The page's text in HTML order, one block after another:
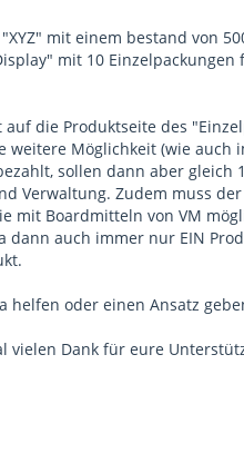
mit einem bestand von
mit 10 Einzelpackungen
auf die Produktseite des
weitere Möglichkeit (wie auch
sollen dann aber gleich
Verwaltung. Zudem muss
mit Boardmitteln von VM
dann auch immer nur EIN
helfen oder einen Ansatz
vielen Dank für eure